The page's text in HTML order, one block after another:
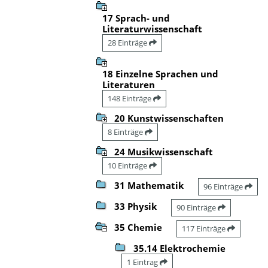
17 Sprach- und
Literaturwissenschaft
28 Einträge
18 Einzelne Sprachen und
Literaturen
148 Einträge
20 Kunstwissenschaften
8 Einträge
24 Musikwissenschaft
10 Einträge
31 Mathematik 96 Einträge
33 Physik 90 Einträge
35 Chemie 117 Einträge
35.14 Elektrochemie
1 Eintrag